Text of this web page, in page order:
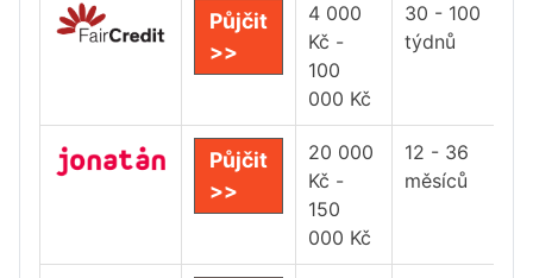
Půjčit
>>
4 000
Kč -
100
000 Kč
30 - 100
týdnů
Půjčit
>>
20 000
Kč -
150
000 Kč
12 - 36
měsíců